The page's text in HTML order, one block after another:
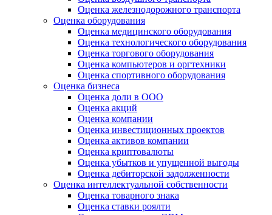
Оценка железнодорожного транспорта
Оценка оборудования
Оценка медицинского оборудования
Оценка технологического оборудования
Оценка торгового оборудования
Оценка компьютеров и оргтехники
Оценка спортивного оборудования
Оценка бизнеса
Оценка доли в ООО
Оценка акций
Оценка компании
Оценка инвестиционных проектов
Оценка активов компании
Оценка криптовалюты
Оценка убытков и упущенной выгоды
Оценка дебиторской задолженности
Оценка интеллектуальной собственности
Оценка товарного знака
Оценка ставки роялти